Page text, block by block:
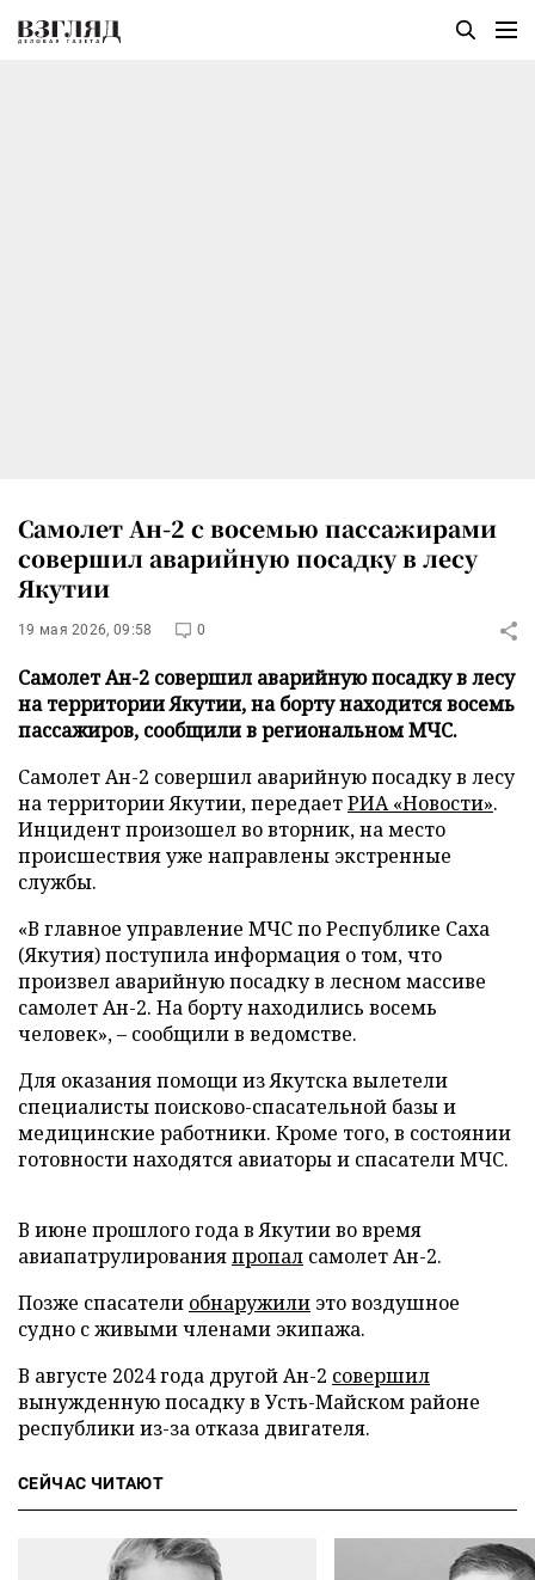
Самолет Ан-2 с восемью пассажирами
совершил аварийную посадку в лесу
Якутии
19 мая 2026, 09:58 0
Самолет Ан-2 совершил аварийную посадку в лесу
на территории Якутии, на борту находится восемь
пассажиров, сообщили в региональном МЧС.
Самолет Ан-2 совершил аварийную посадку в лесу
на территории Якутии, передаетРИА «Новости».
Инцидент произошел во вторник, на место
происшествия уже направлены экстренные
службы.
«В главное управление МЧС по Республике Саха
(Якутия) поступила информация о том, что
произвел аварийную посадку в лесном массиве
самолет Ан-2. На борту находились восемь
человек», – сообщили в ведомстве.
Для оказания помощи из Якутска вылетели
специалисты поисково-спасательной базы и
медицинские работники. Кроме того, в состоянии
готовности находятся авиаторы и спасатели МЧС.
В июне прошлого года в Якутии во время
авиапатрулированияпропал самолет Ан-2.
Позже спасатели обнаружили это воздушное
судно с живыми членами экипажа.
В августе 2024 года другой Ан-2 совершил
вынужденную посадку в Усть-Майском районе
республики из-за отказа двигателя.
СЕЙЧАС ЧИТАЮТ